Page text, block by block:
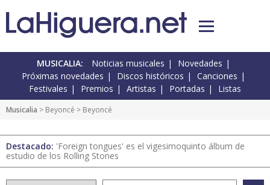
MUSICALIA: Noticias musicales
Novedades
Próximas novedades
Discos históricos
Canciones
Festivales
Premios Artistas Portadas Listas
Musicalia > Beyoncé > Beyoncé
Destacado: 'Foreign tongues' es el vigesimoquinto álbum de
estudio de los Rolling Stones